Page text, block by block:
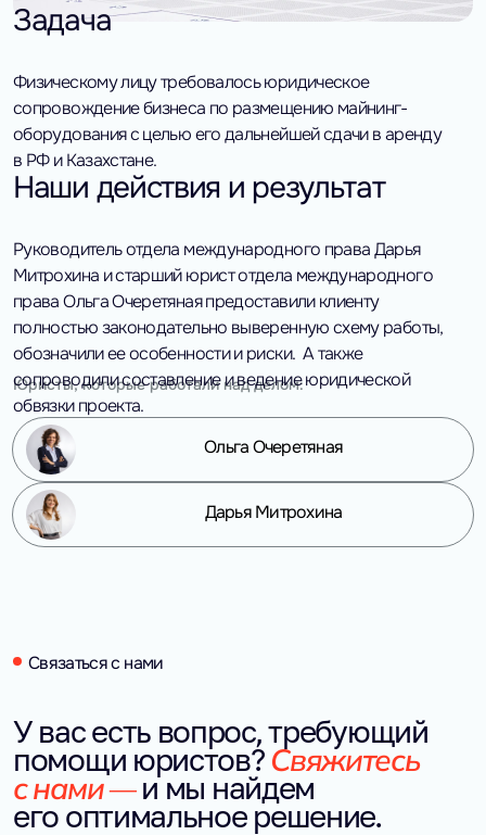
Задача
Физическому лицу требовалось юридическое
сопровождение бизнеса по размещению майнинг-
оборудования с целью его дальнейшей сдачи в аренду
в РФ и Казахстане.
Наши действия и результат
Руководитель отдела международного права Дарья
Митрохина и старший юрист отдела международного
права Ольга Очеретяная предоставили клиенту
полностью законодательно выверенную схему работы,
обозначили ее особенности и риски. А также
сопроводили составление и ведение юридической
обвязки проекта.
Юристы, которые работали над делом:
Ольга Очеретяная
Дарья Митрохина
Связаться с нами
У вас есть вопрос, требующий
помощи юристов? Свяжитесь
с нами — и мы найдем
его оптимальное решение.